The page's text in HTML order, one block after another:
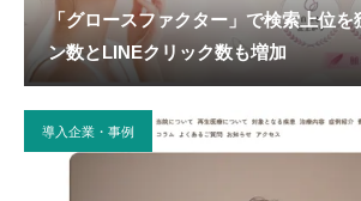
「グロースファクター」で検索上位
ン数とLINEクリック数も増加
導入企業・事例